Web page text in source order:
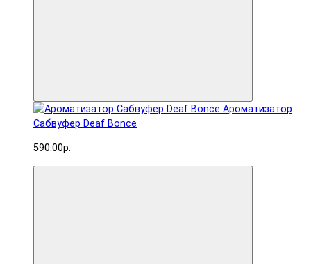
Ароматизатор
Сабвуфер Deaf Bonce
590.00р.